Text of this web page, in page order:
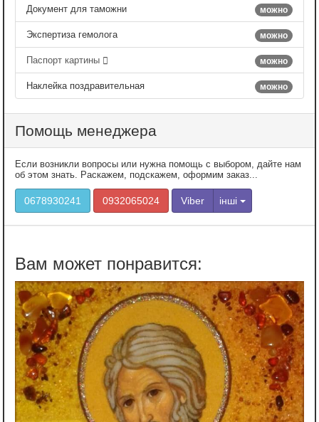
можно
Документ для таможни
можно
Экспертиза гемолога
можно
Паспорт картины
можно
Наклейка поздравительная
Помощь менеджера
Если возникли вопросы или нужна помощь с выбором, дайте нам
об этом знать. Раскажем, подскажем, оформим заказ...
0678930241 0932065024 Viber інші